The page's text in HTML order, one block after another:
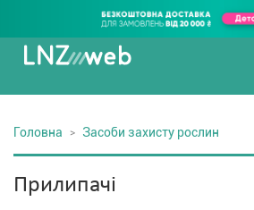
Головна Засоби захисту рослин
Прилипачі